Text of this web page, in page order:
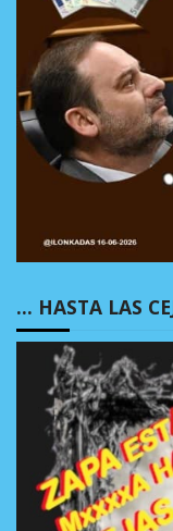
… HASTA LAS